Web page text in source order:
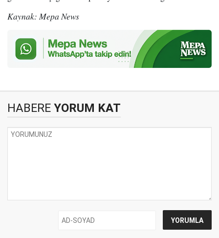
Kaynak: Mepa News
HABERE YORUM KAT